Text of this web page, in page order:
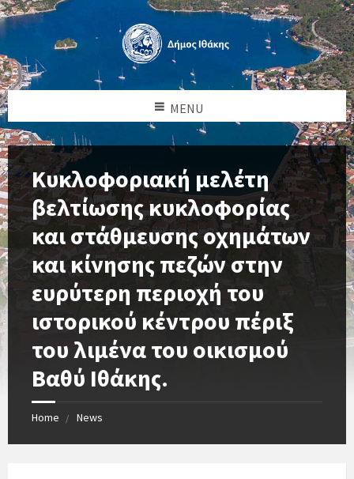
MENU
Κυκλοφοριακή μελέτη
βελτίωσης κυκλοφορίας
και στάθμευσης οχημάτων
και κίνησης πεζών στην
ευρύτερη περιοχή του
ιστορικού κέντρου πέριξ
του λιμένα του οικισμού
Βαθύ Ιθάκης.
Home News